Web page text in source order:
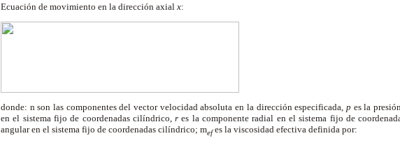
Ecuación de movimiento en la dirección axial x:
donde: nson las componentes del vector velocidad absoluta en la dirección especificada, p es la
en el sistema fijo de coordenadas cilíndrico,r es la componente radial en el sistema fijo de
angular en el sistema fijo de coordenadas cilíndrico; mef es la viscosidad efectiva definida por: